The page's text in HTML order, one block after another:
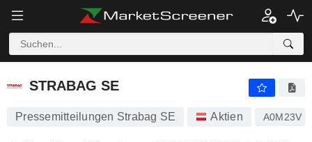
STRABAG SE
STRABAG SE
Pressemitteilungen Strabag SE Aktien A0M23V